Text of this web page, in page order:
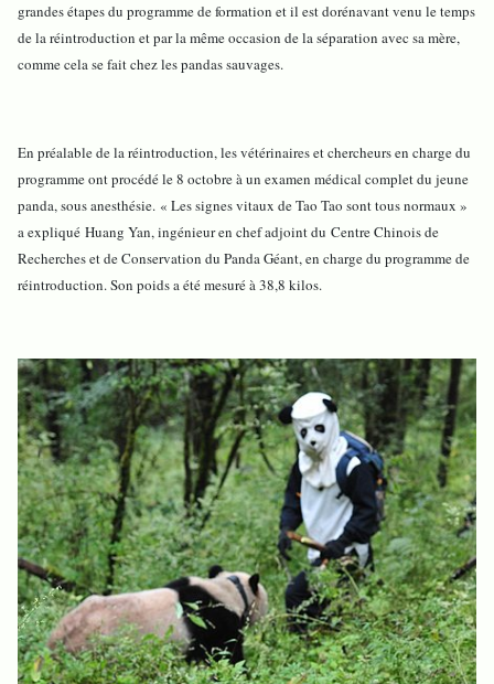
grandes étapes du programme de formation et il est dorénavant venu le temps
de la réintroduction et par la même occasion de la séparation avec sa mère,
comme cela se fait chez les pandas sauvages.
En préalable de la réintroduction, les vétérinaires et chercheurs en charge du
programme ont procédé le 8 octobre à un examen médical complet du jeune
panda, sous anesthésie. « Les signes vitaux de Tao Tao sont tous normaux »
a expliqué Huang Yan, ingénieur en chef adjoint du Centre Chinois de
Recherches et de Conservation du Panda Géant, en charge du programme de
réintroduction. Son poids a été mesuré à 38,8 kilos.